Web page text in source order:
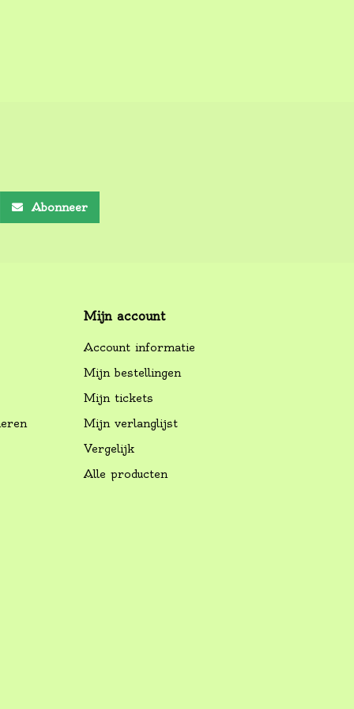
Abonneer
Mijn account
Account informatie
Mijn bestellingen
Mijn tickets
Mijn verlanglijst
Vergelijk
Alle producten